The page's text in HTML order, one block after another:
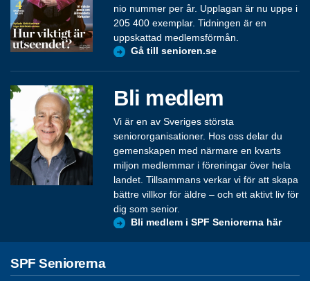
nio nummer per år. Upplagan är nu uppe i
205 400 exemplar. Tidningen är en
uppskattad medlemsförmån.
Gå till senioren.se
Bli medlem
Vi är en av Sveriges största
seniororganisationer. Hos oss delar du
gemenskapen med närmare en kvarts
miljon medlemmar i föreningar över hela
landet. Tillsammans verkar vi för att skapa
bättre villkor för äldre – och ett aktivt liv för
dig som senior.
Bli medlem i SPF Seniorerna här
SPF Seniorerna